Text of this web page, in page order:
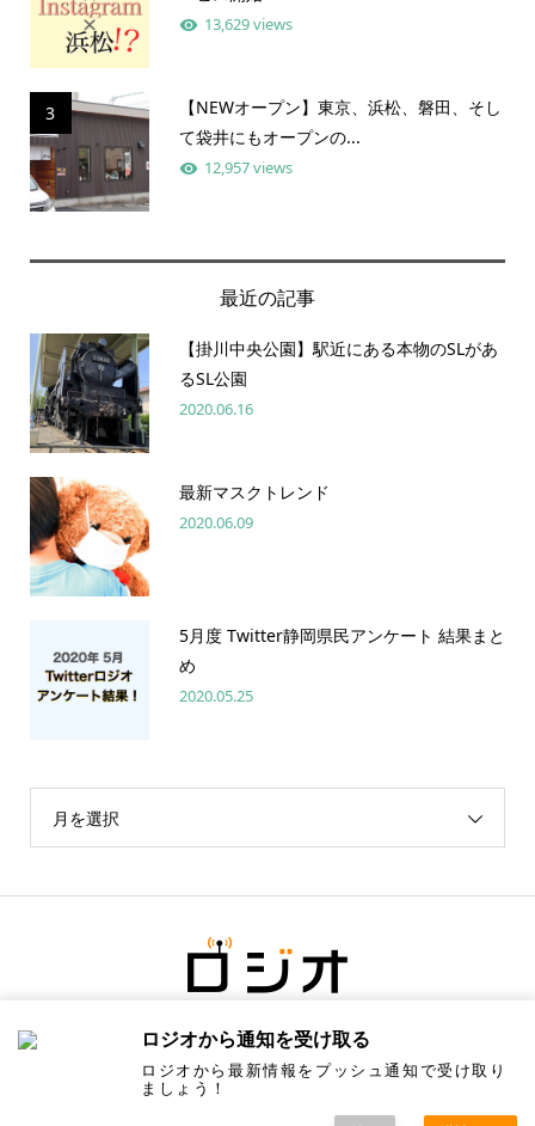
13,629 views
3
【NEWオープン】東京、浜松、磐田、そし
て袋井にもオープンの...
12,957 views
最近の記事
【掛川中央公園】駅近にある本物のSLがあ
るSL公園
2020.06.16
最新マスクトレンド
2020.06.09
5月度 Twitter静岡県民アンケート 結果まと
め
2020.05.25
月を選択
ロジオから通知を受け取る
ロジオから最新情報をプッシュ通知で受け取り
ましょう！